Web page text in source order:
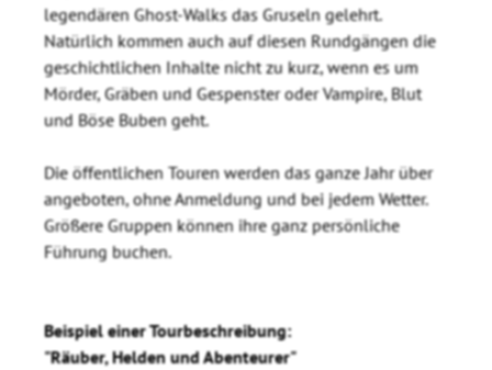
legendären Ghost-Walks das Gruseln gelehrt.
Natürlich kommen auch auf diesen Rundgängen die
geschichtlichen Inhalte nicht zu kurz, wenn es um
Mörder, Gräben und Gespenster oder Vampire, Blut
und Böse Buben geht.
Die öffentlichen Touren werden das ganze Jahr über
angeboten, ohne Anmeldung und bei jedem Wetter.
Größere Gruppen können ihre ganz persönliche
Führung buchen.
Beispiel einer Tourbeschreibung:
"Räuber, Helden und Abenteurer"